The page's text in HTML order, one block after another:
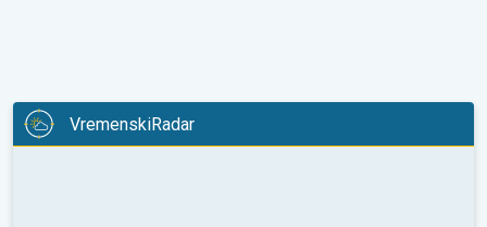
VremenskiRadar